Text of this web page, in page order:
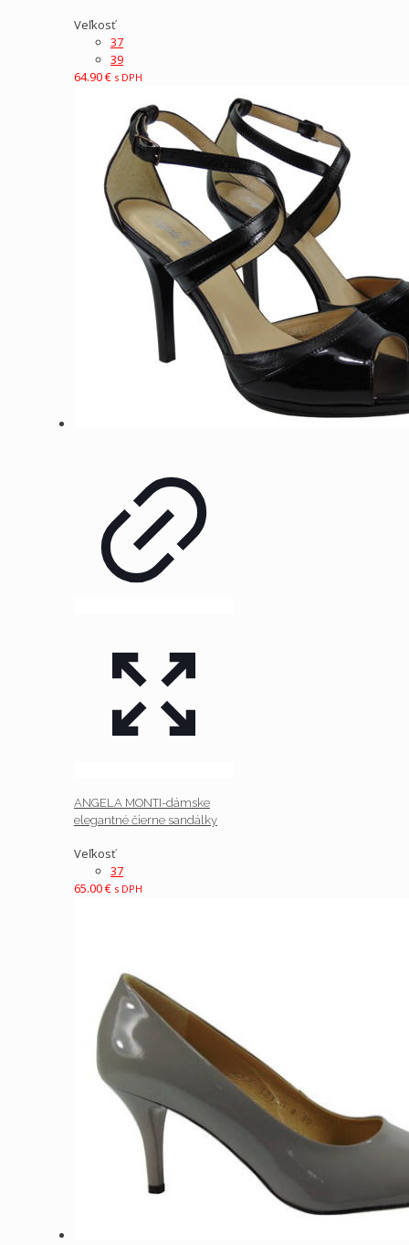
Veľkosť
37
39
64.90€ s DPH
ANGELA MONTI-dámske
elegantné čierne sandálky
Veľkosť
37
65.00€ s DPH